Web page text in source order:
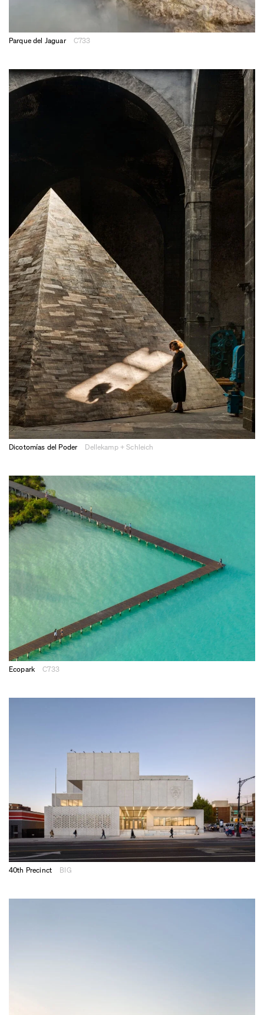
Parque del Jaguar C733
Dicotomías del Poder Dellekamp + Schleich
Ecopark C733
40th Precinct BIG